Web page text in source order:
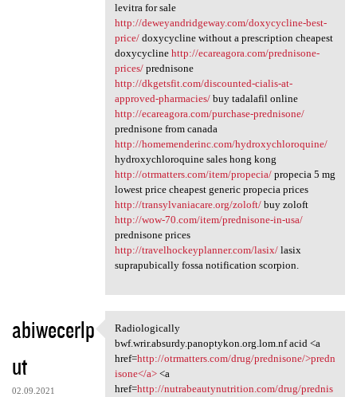
levitra for sale
http://deweyandridgeway.com/doxycycline-best-
price/doxycycline without a prescription cheapest
doxycycline http://ecareagora.com/prednisone-
prices/prednisone
http://dkgetsfit.com/discounted-cialis-at-
approved-pharmacies/buy tadalafil online
http://ecareagora.com/purchase-prednisone/
prednisone from canada
http://homemenderinc.com/hydroxychloroquine/
hydroxychloroquine sales hong kong
http://otrmatters.com/item/propecia/propecia 5 mg
lowest price cheapest generic propecia prices
http://transylvaniacare.org/zoloft/buy zoloft
http://wow-70.com/item/prednisone-in-usa/
prednisone prices
http://travelhockeyplanner.com/lasix/lasix
suprapubically fossa notification scorpion.
abiwecerlp
ut
02.09.2021
Radiologically bwf.wrir
Radiologically
bwf.wrir.absurdy.panoptykon.org.lom.nf acid <a
href=http://otrmatters.com/drug/prednisone/>predn
isone</a><a
href=http://nutrabeautynutrition.com/drug/prednis